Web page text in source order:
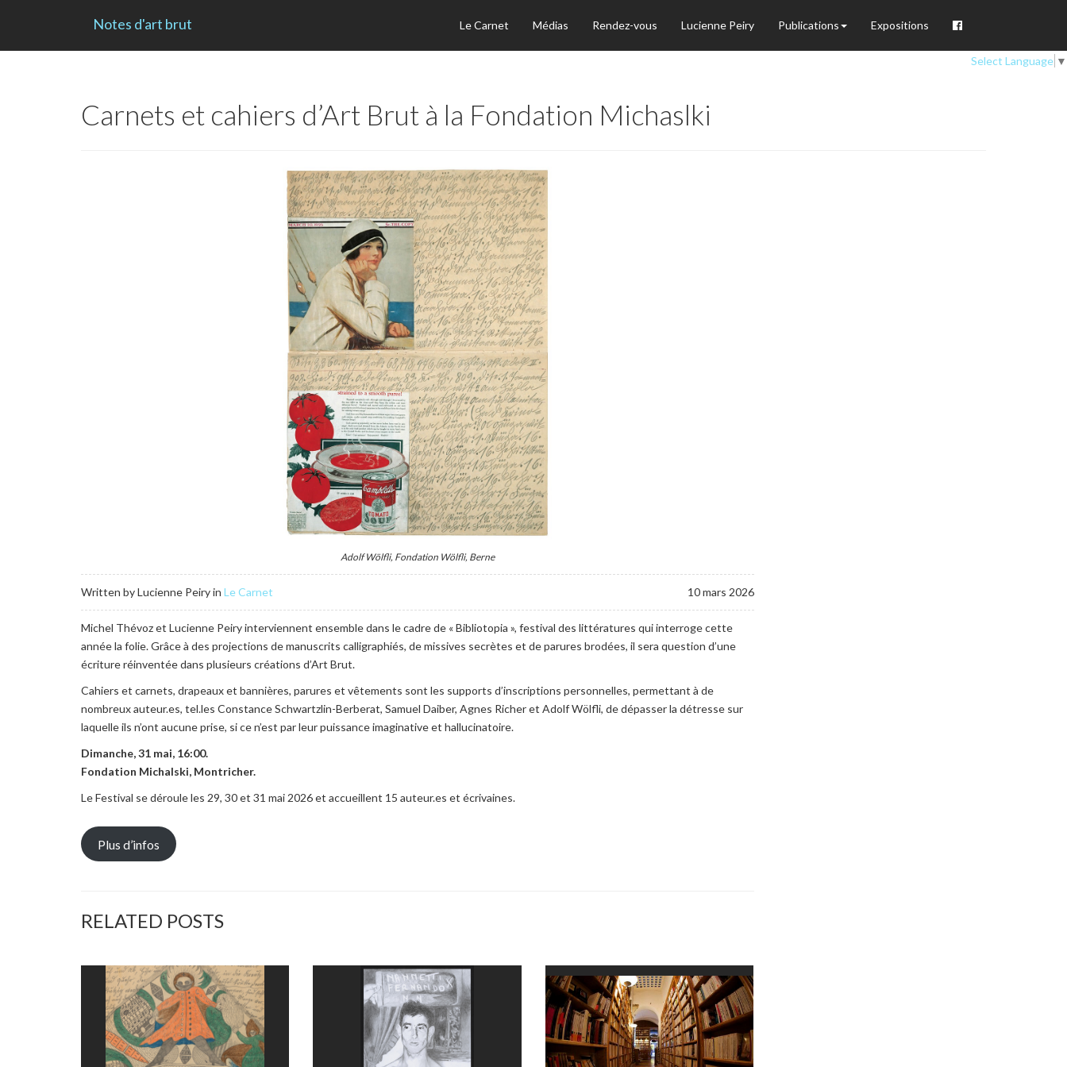
Notes d'art brut Le Carnet Médias Rendez-vous Lucienne Peiry Publications Expositions
Select Language ▼
Carnets et cahiers d’Art Brut à la Fondation Michaslki
Adolf Wölfli, Fondation Wölfli, Berne
Written by Lucienne Peiry in Le Carnet 10 mars 2026
Michel Thévoz et Lucienne Peiry interviennent ensemble dans le cadre de « Bibliotopia », festival des littératures qui interroge cette
année la folie. Grâce à des projections de manuscrits calligraphiés, de missives secrètes et de parures brodées, il sera question d’une
écriture réinventée dans plusieurs créations d’Art Brut.
Cahiers et carnets, drapeaux et bannières, parures et vêtements sont les supports d’inscriptions personnelles, permettant à de
nombreux auteur.es, tel.les Constance Schwartzlin-Berberat, Samuel Daiber, Agnes Richer et Adolf Wölfli, de dépasser la détresse sur
laquelle ils n’ont aucune prise, si ce n’est par leur puissance imaginative et hallucinatoire.
Dimanche, 31 mai, 16:00.
Fondation Michalski, Montricher.
Le Festival se déroule les 29, 30 et 31 mai 2026 et accueillent 15 auteur.es et écrivaines.
Plus d’infos
RELATED POSTS